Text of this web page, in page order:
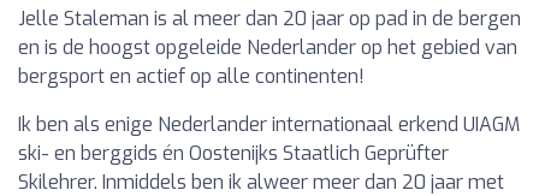
Jelle Staleman is al meer dan 20 jaar op pad in de bergen
en is de hoogst opgeleide Nederlander op het gebied van
bergsport en actief op alle continenten!
Ik ben als enige Nederlander internationaal erkend UIAGM
ski- en berggids én Oostenijks Staatlich Geprüfter
Skilehrer. Inmiddels ben ik alweer meer dan 20 jaar met